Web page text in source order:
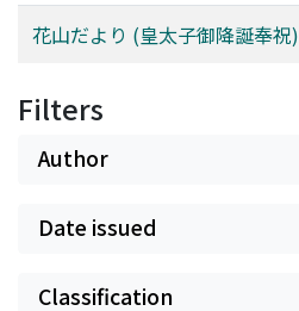
花山だより (皇太子御降誕奉祝)
Filters
Author
Date issued
Classification